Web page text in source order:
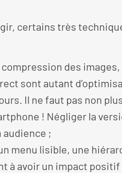
certains très
compression des
sont autant
Il ne faut pas non
! Négliger la
audience ;
menu lisible, une
à avoir un impact positif